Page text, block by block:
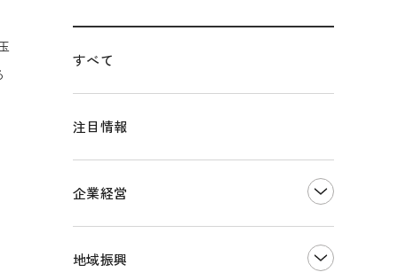
すべて
注目情報
企業経営
地域振興